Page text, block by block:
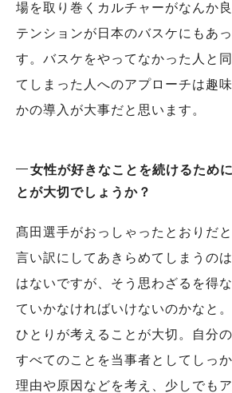
場を取り巻くカルチャーがなんか
テンションが日本のバスケにもあ
す。バスケをやってなかった人と
てしまった人へのアプローチは趣
かの導入が大事だと思います。
女性が好きなことを続けるため
とが大切でしょうか？
髙田選手がおっしゃったとおりだ
言い訳にしてあきらめてしまうの
はないですが、そう思わざるを得
ていかなければいけないのかなと
ひとりが考えることが大切。自分
すべてのことを当事者としてしっ
理由や原因などを考え、少しでも